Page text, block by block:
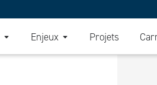
Enjeux Projets